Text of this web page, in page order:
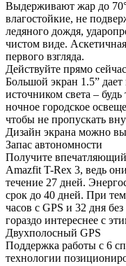
Выдерживают жар до
влагостойкие, не
ледяного дождя,
чистом виде.
первого взгляда.
Действуйте прямо сейчас
Большой экран 1.5”
источником света –
ночное городское
чтобы не пропускать
Дизайн экрана можно
Запас автономности
Получите впечатляющий
Amazfit T-Rex 3, ведь
течение 27 дней.
срок до 40 дней. При
часов с GPS и 32 дня
гораздо интереснее с
Двухполосный GPS
Поддержка работы с 6
технологии